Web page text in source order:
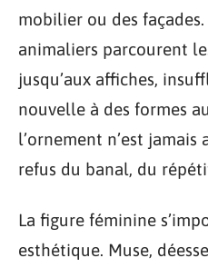
mobilier ou des
animaliers parcourent
jusqu’aux affiches,
nouvelle à des formes
l’ornement n’est
refus du banal, du
La figure féminine
esthétique. Muse,